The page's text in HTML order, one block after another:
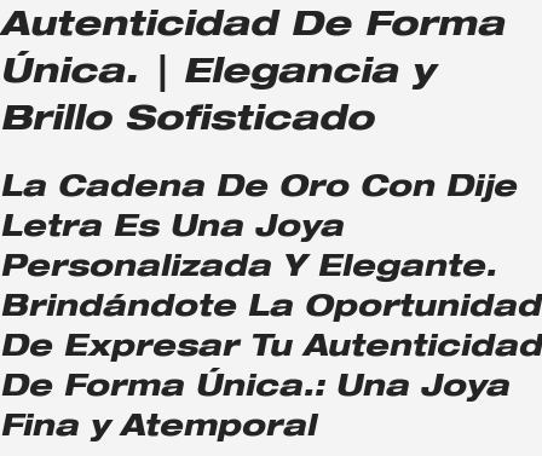
Autenticidad De Forma
Única. | Elegancia y
Brillo Sofisticado
La Cadena De Oro Con Dije
Letra Es Una Joya
Personalizada Y Elegante.
Brindándote La Oportunidad
De Expresar Tu Autenticidad
De Forma Única.: Una Joya
Fina y Atemporal